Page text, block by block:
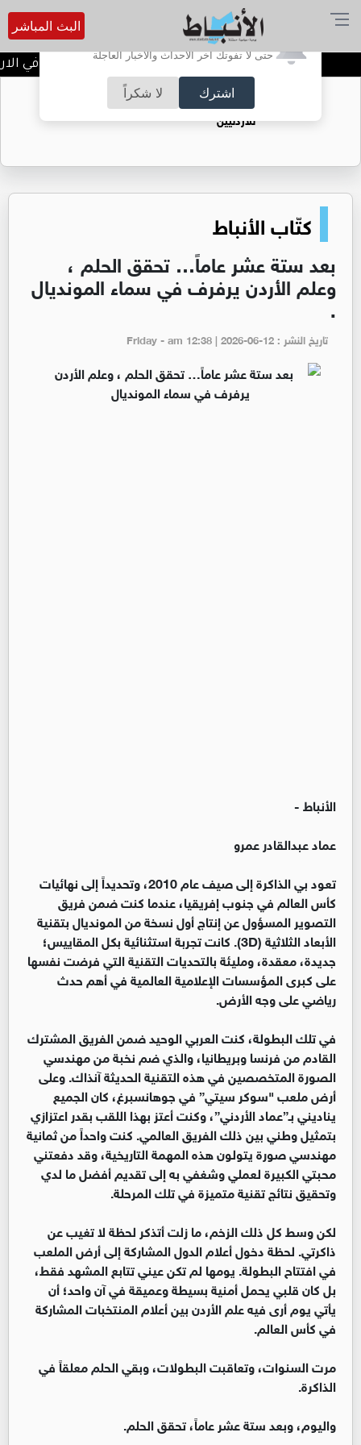
أترغب في تفعيل الإشعارات؟
حتى لا تفوتك آخر الأحداث والأخبار العاجلة
اشترك لا شكراً
البث المباشر
بلاغ مرتقب بعطلة رسمية في الاردن
حقل الريشة حين يتحول الغاز إلى فرص عمل
للأردنيين
كتّاب الأنباط
بعد ستة عشر عاماً… تحقق الحلم ،
وعلم الأردن يرفرف في سماء المونديال
.
تاريخ النشر : Friday - am 12:38 | 2026-06-12
الأنباط -
عماد عبدالقادر عمرو
تعود بي الذاكرة إلى صيف عام 2010، وتحديداً إلى نهائيات
كأس العالم في جنوب إفريقيا، عندما كنت ضمن فريق
التصوير المسؤول عن إنتاج أول نسخة من المونديال بتقنية
الأبعاد الثلاثية (3D). كانت تجربة استثنائية بكل المقاييس؛
جديدة، معقدة، ومليئة بالتحديات التقنية التي فرضت نفسها
على كبرى المؤسسات الإعلامية العالمية في أهم حدث
رياضي على وجه الأرض.
في تلك البطولة، كنت العربي الوحيد ضمن الفريق المشترك
القادم من فرنسا وبريطانيا، والذي ضم نخبة من مهندسي
الصورة المتخصصين في هذه التقنية الحديثة آنذاك. وعلى
أرض ملعب "سوكر سيتي” في جوهانسبرغ، كان الجميع
يناديني بـ”عماد الأردني”، وكنت أعتز بهذا اللقب بقدر اعتزازي
بتمثيل وطني بين ذلك الفريق العالمي. كنت واحداً من ثمانية
مهندسي صورة يتولون هذه المهمة التاريخية، وقد دفعتني
محبتي الكبيرة لعملي وشغفي به إلى تقديم أفضل ما لدي
وتحقيق نتائج تقنية متميزة في تلك المرحلة.
لكن وسط كل ذلك الزخم، ما زلت أتذكر لحظة لا تغيب عن
ذاكرتي. لحظة دخول أعلام الدول المشاركة إلى أرض الملعب
في افتتاح البطولة. يومها لم تكن عيني تتابع المشهد فقط،
بل كان قلبي يحمل أمنية بسيطة وعميقة في آن واحد؛ أن
يأتي يوم أرى فيه علم الأردن بين أعلام المنتخبات المشاركة
في كأس العالم.
مرت السنوات، وتعاقبت البطولات، وبقي الحلم معلقاً في
الذاكرة.
واليوم، وبعد ستة عشر عاماً، تحقق الحلم.